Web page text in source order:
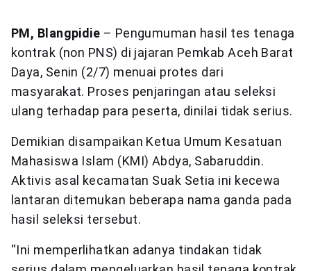
PM, Blangpidie – Pengumuman hasil tes tenaga
kontrak (non PNS) di jajaran Pemkab Aceh Barat
Daya, Senin (2/7) menuai protes dari
masyarakat. Proses penjaringan atau seleksi
ulang terhadap para peserta, dinilai tidak serius.
Demikian disampaikan Ketua Umum Kesatuan
Mahasiswa Islam (KMI) Abdya, Sabaruddin.
Aktivis asal kecamatan Suak Setia ini kecewa
lantaran ditemukan beberapa nama ganda pada
hasil seleksi tersebut.
“Ini memperlihatkan adanya tindakan tidak